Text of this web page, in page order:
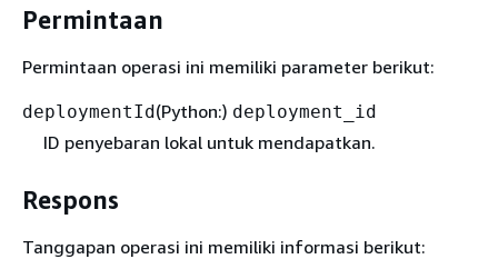
Permintaan
Permintaan operasi ini memiliki parameter berikut:
deploymentId(Python:) deployment_id
ID penyebaran lokal untuk mendapatkan.
Respons
Tanggapan operasi ini memiliki informasi berikut: